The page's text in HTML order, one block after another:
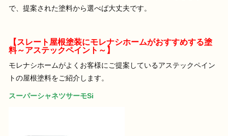
で、提案された塗料から選べば大丈夫です。
【スレート屋根塗装にモレナシホームがおすすめする塗
料～アステックペイント～】
モレナシホームがよくお客様にご提案しているアステックペイン
トの屋根塗料をご紹介します。
スーパーシャネツサーモSi